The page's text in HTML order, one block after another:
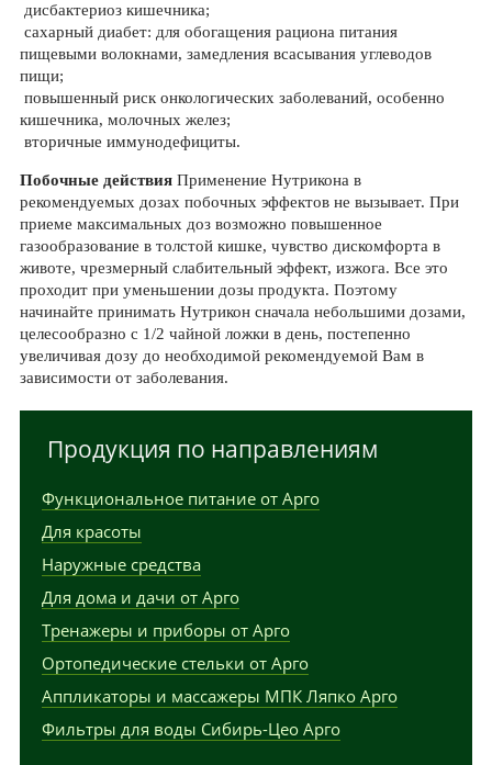
дисбактериоз кишечника;
сахарный диабет: для обогащения рациона питания
пищевыми волокнами, замедления всасывания углеводов
пищи;
повышенный риск онкологических заболеваний, особенно
кишечника, молочных желез;
вторичные иммунодефициты.
Побочные действияПрименение Нутрикона в
рекомендуемых дозах побочных эффектов не вызывает. При
приеме максимальных доз возможно повышенное
газообразование в толстой кишке, чувство дискомфорта в
животе, чрезмерный слабительный эффект, изжога. Все это
проходит при уменьшении дозы продукта. Поэтому
начинайте принимать Нутрикон сначала небольшими дозами,
целесообразно с 1/2 чайной ложки в день, постепенно
увеличивая дозу до необходимой рекомендуемой Вам в
зависимости от заболевания.
Продукция по направлениям
Функциональное питание от Арго
Для красоты
Наружные средства
Для дома и дачи от Арго
Тренажеры и приборы от Арго
Ортопедические стельки от Арго
Аппликаторы и массажеры МПК Ляпко Арго
Фильтры для воды Сибирь-Цео Арго